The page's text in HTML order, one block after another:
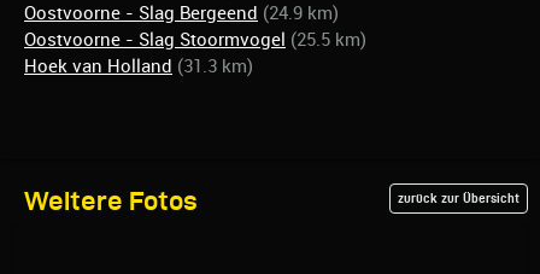
Oostvoorne - Slag Bergeend (24.9 km)
Oostvoorne - Slag Stoormvogel (25.5 km)
Hoek van Holland (31.3 km)
Weitere Fotos zurück zur Übersicht